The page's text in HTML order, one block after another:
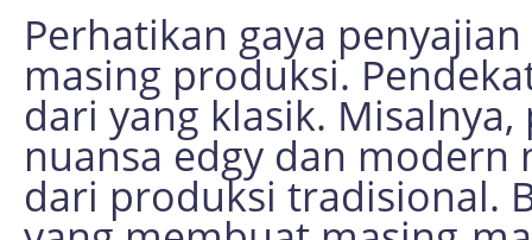
Perhatikan gaya
masing produksi.
dari yang klasik.
nuansa edgy dan
dari produksi tradisional.